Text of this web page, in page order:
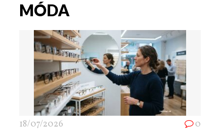
MÓDA
18/07/2026 0